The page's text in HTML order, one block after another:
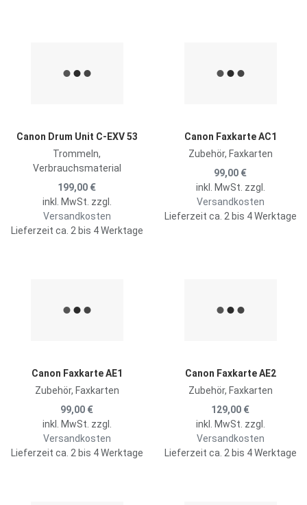
Zum Vergleich hinzufügen
Canon Drum Unit C-EXV 53
Trommeln,
Verbrauchsmaterial
199,00 €
inkl. MwSt. zzgl.
Versandkosten
Lieferzeit ca. 2 bis 4 Werktage
Canon Faxkarte AC1
Zubehör, Faxkarten
99,00 €
inkl. MwSt. zzgl.
Versandkosten
Lieferzeit ca. 2 bis 4 Werktage
Zum Vergleich hinzufügen
Canon Faxkarte AE1
Zubehör, Faxkarten
99,00 €
inkl. MwSt. zzgl.
Versandkosten
Lieferzeit ca. 2 bis 4 Werktage
Canon Faxkarte AE2
Zubehör, Faxkarten
129,00 €
inkl. MwSt. zzgl.
Versandkosten
Lieferzeit ca. 2 bis 4 Werktage